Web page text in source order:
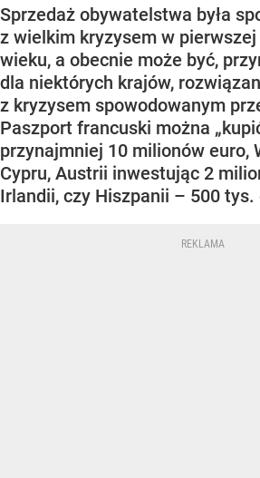
Sprzedaż obywatelstwa była
z wielkim kryzysem w pierwszej
wieku, a obecnie może być,
dla niektórych krajów,
z kryzysem spowodowanym
Paszport francuski można
przynajmniej 10 milionów euro,
Cypru, Austrii inwestując 2
Irlandii, czy Hiszpanii – 500 tys.